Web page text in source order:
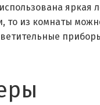
яркая
то из комнаты